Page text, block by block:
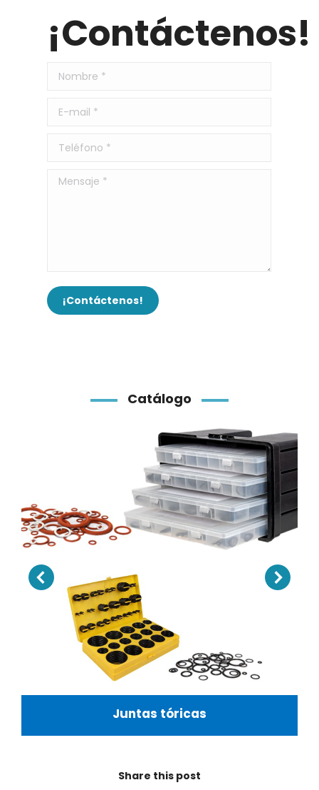
¡Contáctenos!
Nombre *
E-mail *
Teléfono *
Mensaje *
¡Contáctenos!
Catálogo
Juntas tóricas
Share this post